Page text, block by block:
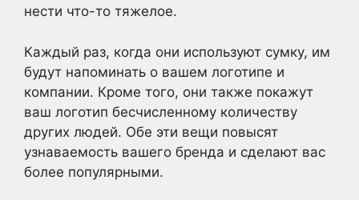
нести что-то тяжелое.
Каждый раз, когда они используют сумку, им
будут напоминать о вашем логотипе и
компании. Кроме того, они также покажут
ваш логотип бесчисленному количеству
других людей. Обе эти вещи повысят
узнаваемость вашего бренда и сделают вас
более популярными.